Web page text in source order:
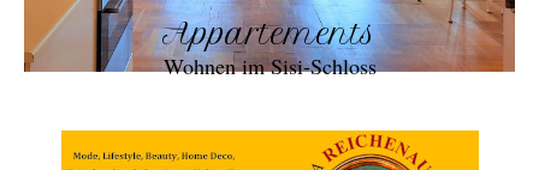
Appartements
Wohnen im Sisi-Schloss